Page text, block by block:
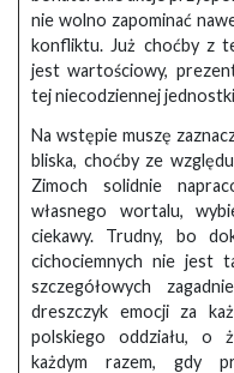
nie wolno zapominać
konfliktu. Już choćby z
jest wartościowy,
tej niecodziennej
Na wstępie muszę
bliska, choćby ze
Zimoch solidnie
własnego wortalu,
ciekawy. Trudny, bo
cichociemnych nie jest
szczegółowych
dreszczyk emocji za
polskiego oddziału, o
każdym razem, gdy